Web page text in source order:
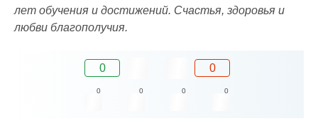
лет обучения и достижений. Счастья, здоровья и
любви благополучия.
0 0
0 0 0 0